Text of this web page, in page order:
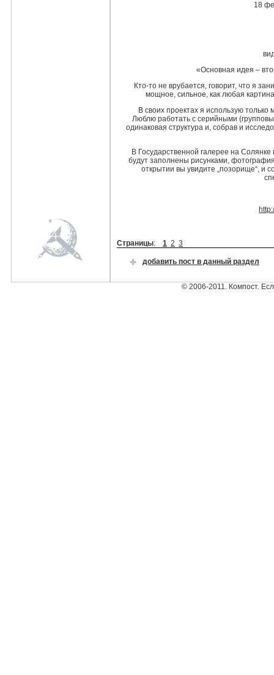
18
«Основная идея –
Кто-то не врубается, говорит, что я
мощное, сильное, как любая
В своих проектах я использую
Люблю работать с серийными
одинаковая структура и, собрав и
В Государственной галерее на
будут заполнены рисунками,
открытии вы увидите „позорище“, и
Страницы: 1 2 3
добавить пост в данный раздел
© 2006-2011. Компост.